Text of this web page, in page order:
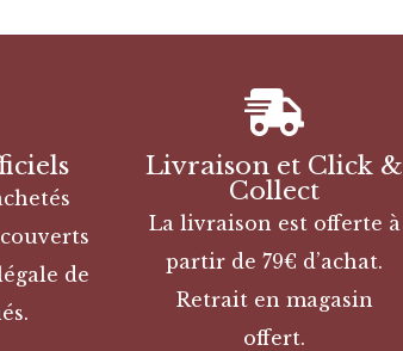
de
Livraison et Click &
Collect
La livraison est offerte à
partir de 79€ d’achat.
Retrait en magasin
offert.